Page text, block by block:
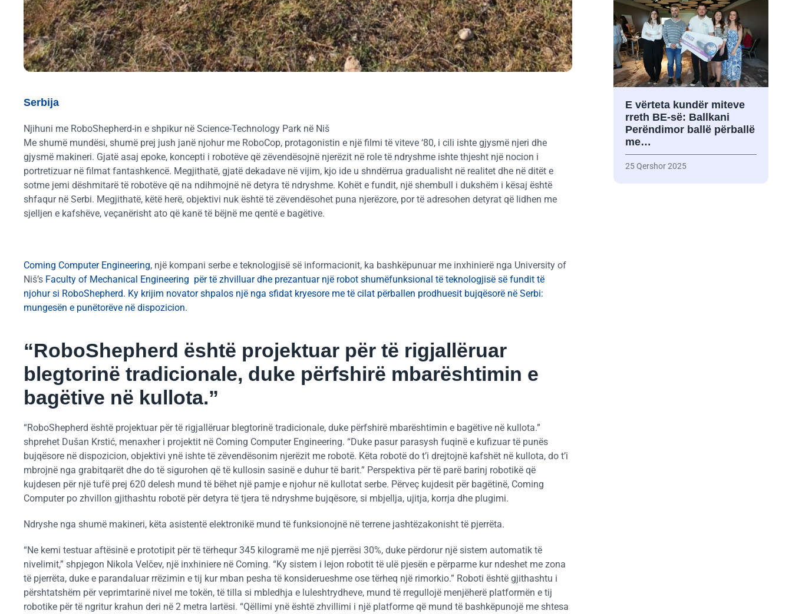
Serbija
Njihuni me RoboShepherd-in e shpikur në Science-Technology Park në Niš
Me shumë mundësi, shumë prej jush janë njohur me RoboCop, protagonistin e një filmi të viteve ‘80, i cili ishte gjysmë njeri dhe
gjysmë makineri. Gjatë asaj epoke, koncepti i robotëve që zëvendësojnë njerëzit në role të ndryshme ishte thjesht një nocion i
portretizuar në filmat fantashkencë. Megjithatë, gjatë dekadave në vijim, kjo ide u shndërrua gradualisht në realitet dhe në ditët e
sotme jemi dëshmitarë të robotëve që na ndihmojnë në detyra të ndryshme. Kohët e fundit, një shembull i dukshëm i kësaj është
shfaqur në Serbi. Megjithatë, këtë herë, objektivi nuk është të zëvendësohet puna njerëzore, por të adresohen detyrat që lidhen me
sjelljen e kafshëve, veçanërisht ato që kanë të bëjnë me qentë e bagëtive.
Coming Computer Engineering, një kompani serbe e teknologjisë së informacionit, ka bashkëpunuar me inxhinierë nga University of
Niš’s Faculty of Mechanical Engineering për të zhvilluar dhe prezantuar një robot shumëfunksional të teknologjisë së fundit të
njohur si RoboShepherd. Ky krijim novator shpalos një nga sfidat kryesore me të cilat përballen prodhuesit bujqësorë në Serbi:
mungesën e punëtorëve në dispozicion.
“RoboShepherd është projektuar për të rigjallëruar
blegtorinë tradicionale, duke përfshirë mbarështimin e
bagëtive në kullota.”
“RoboShepherd është projektuar për të rigjallëruar blegtorinë tradicionale, duke përfshirë mbarështimin e bagëtive në kullota.”
shprehet Dušan Krstić, menaxher i projektit në Coming Computer Engineering. “Duke pasur parasysh fuqinë e kufizuar të punës
bujqësore në dispozicion, objektivi ynë ishte të zëvendësonim njerëzit me robotë. Këta robotë do t’i drejtojnë kafshët në kullota, do t’i
mbrojnë nga grabitqarët dhe do të sigurohen që të kullosin sasinë e duhur të barit.” Perspektiva për të parë barinj robotikë që
kujdesen për një tufë prej 620 delesh mund të bëhet një pamje e njohur në kullotat serbe. Përveç kujdesit për bagëtinë, Coming
Computer po zhvillon gjithashtu robotë për detyra të tjera të ndryshme bujqësore, si mbjellja, ujitja, korrja dhe plugimi.
Ndryshe nga shumë makineri, këta asistentë elektronikë mund të funksionojnë në terrene jashtëzakonisht të pjerrëta.
“Ne kemi testuar aftësinë e prototipit për të tërhequr 345 kilogramë me një pjerrësi 30%, duke përdorur një sistem automatik të
nivelimit,” shpjegon Nikola Velčev, një inxhiniere në Coming. “Ky sistem i lejon robotit të ulë pjesën e përparme kur ndeshet me zona
të pjerrëta, duke e parandaluar rrëzimin e tij kur mban pesha të konsiderueshme ose tërheq një rimorkio.” Roboti është gjithashtu i
përshtatshëm për veprimtarinë nivel me tokën, të tilla si mbledhja e luleshtrydheve, mund të rregullojë menjëherë platformën e tij
robotike për të ngritur krahun deri në 2 metra lartësi. “Qëllimi ynë është zhvillimi i një platforme që mund të bashkëpunojë me shtesa
E vërteta kundër miteve
rreth BE-së: Ballkani
Perëndimor ballë përballë
me…
25 Qershor 2025